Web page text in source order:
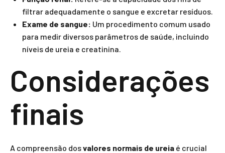
filtrar adequadamente o sangue e excretar resíduos.
Exame de sangue: Um procedimento comum usado
para medir diversos parâmetros de saúde, incluindo
níveis de ureia e creatinina.
Considerações
finais
A compreensão dosvalores normais de ureia é crucial